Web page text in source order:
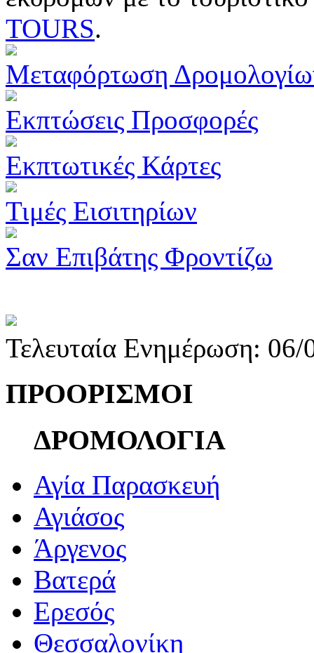
TOURS.
Μεταφόρτωση
Εκπτώσεις Προσφορές
Εκπτωτικές Κάρτες
Τιμές Εισιτηρίων
Σαν Επιβάτης Φροντίζω
Τελευταία Ενημέρωση:
ΠΡΟΟΡΙΣΜΟΙ
ΔΡΟΜΟΛΟΓΙΑ
Αγία Παρασκευή
Αγιάσος
Άργενος
Βατερά
Ερεσός
Θεσσαλονίκη